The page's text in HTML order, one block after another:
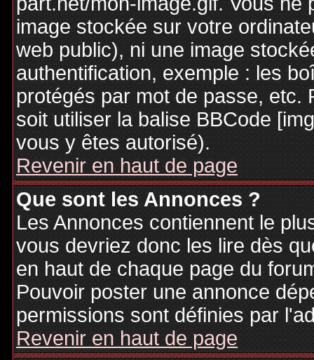
image stockée sur votre
web public), ni une image
authentification, exemple : les
protégés par mot de passe, etc.
soit utiliser la balise BBCode
vous y êtes autorisé).
Revenir en haut de page
Que sont les Annonces ?
Les Annonces contiennent le
vous devriez donc les lire dès
en haut de chaque page du
Pouvoir poster une annonce
permissions sont définies par
Revenir en haut de page